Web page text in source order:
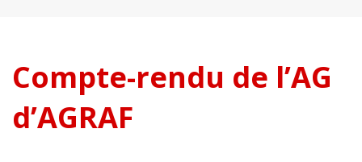
Compte-rendu de l’AG
d’AGRAF